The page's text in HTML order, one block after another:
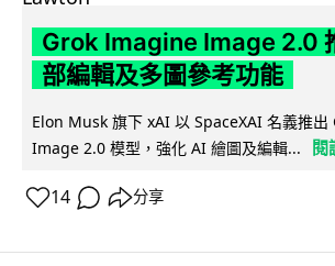
Grok Imagine Image 2.0
部編輯及多圖參考功能
Elon Musk 旗下 xAI 以 SpaceXAI 名義推
Image 2.0 模型，強化 AI 繪圖及編輯...
閱
14 分享